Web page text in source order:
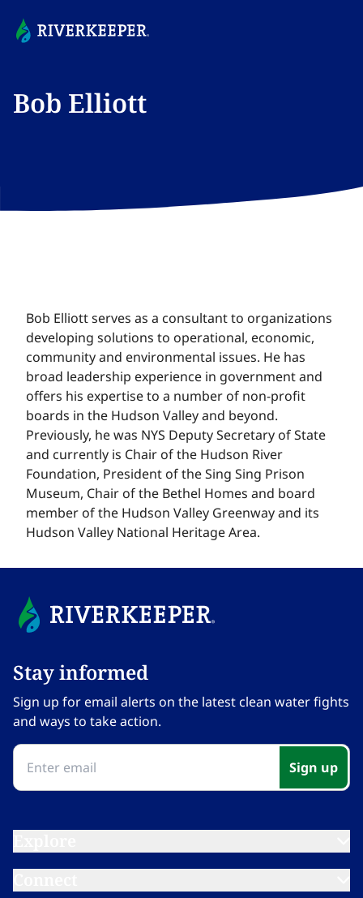
Bob Elliott​​​​‌ ‍ ​‍​‍‌‍ ‌ ​‍‌‍‍‌‌‍‌ ‌‍‍‌‌‍ ‍​‍​‍​ ‍‍​‍​‍‌ ​ ‌‍​‌‌‍ ‍‌‍‍‌‌ ‌​‌ ‍‌​‍ ‍‌‍‍‌‌‍ ​‍​‍​‍ ​​‍​‍‌‍‍​‌ ​‍‌‍‌‌‌‍‌‍​‍​‍​ ‍‍​‍​‍‌‍‍​‌ ‌​‌ ‌​‌ ​​‌ ​ ​ ‍‍​‍ ​‍ ‌‍​ ‌‍ ‌‌ ​ ​‍ ‍‌‍ ‌‌‍​‌‌‍‍‌‌‍ ‍​‍ ‍​ ​‍​ ​​​ ​‍​ ‌​‌ ​‍‌‍‌‌‌‍‌​‌‍‌‌‌ ​ ‌‍‍‌‌‍‌ ‌‍ ‍​‍ ‍‌ ​‍‌‍‍‌‌ ‌‍‌‍‌‌‌ ​‍‌‍‍ ‌‍‌‌‌‍‌‌‌ ​​‌‍‌‌‌ ​‍​‍ ‍‌‍ ‌ ​‍‌‍‌ ​‍ ‌‍‍‌‌‍ ‍‌ ‌​‌‍‌‌‌‍ ‍‌ ‌​​‍ ‌‍‌‌‌‍‌​‌‍‍‌‌ ‌​​‍ ‌‍ ‌‌‍ ‌‍‌​‌‍‌‌​ ‌‌ ​​‌ ​‍‌‍‌‌‌ ​ ‌‍‌‌‌‍ ‍‌ ‌​‌‍​‌‌ ‌​‌‍‍‌‌‍ ‌‍ ‍​ ‍ ‌‍‍‌‌‍‌​​ ‌​ ‍​​ ‌‍‌‍​‌​ ​‌​ ​​‌‍‌‍​ ​​​ ‍​​‍ ‌‌‍‌​​ ​‌‌‍‌‌​ ​‍​‍ ‌​ ‌​‌‍​ ​ ​‌​ ‍​​‍ ‌​ ‍​​ ‌‌​ ​​‌‍​ ​‍ ‌‌‍​‍​ ​​​ ​‍‌‍​ ​ ‍​‌‍‌‍​ ‍​​ ‌‍​ ‌‍​ ‌ ​ ‌‍​ ‌‌​ ‍ ‌ ‌​‌ ‍‌‌ ​​‌‍‌‌​ ‌‌ ​​‌‍‌‌‌ ​‍‌ ​ ‌‍ ‌‍ ‍​ ‍ ‌ ​​‌‍​‌‌ ‌​‌‍‍​​ ‌‌‍‌‍‌ ‌‌‌‍ ​‌‍ ​‌‍ ‍‌‍​‌‌‍ ‌‌‍‌‌​ ‌‍​‍‌‍​‌‌ ​ ‌‍‌‌‌‌‌‌‌ ​‍‌‍ ​​ ‌‌‍‍​‌ ‌​‌ ‌​‌ ​​‌ ​ ​‍‌‌​ ​ ‌​​‌​‍‌‌​ ​‍‌​‌‍​‍‌‌​ ​‍‌​‌‍‌‍​ ‌‍ ‌‌ ​ ​‍ ‍‌‍ ‌‌‍​‌‌‍‍‌‌‍ ‍​‍ ‍​ ​‍​ ​​​ ​‍​ ‌​‌ ​‍‌‍‌‌‌‍‌​‌‍‌‌‌ ​ ‌‍‍‌‌‍‌ ‌‍ ‍​‍ ‍‌ ​‍‌‍‍‌‌ ‌‍‌‍‌‌‌ ​‍‌‍‍ ‌‍‌‌‌‍‌‌‌ ​​‌‍‌‌‌ ​‍​‍ ‍‌‍ ‌ ​‍‌‍‌ ​‍‌‍‌‍‍‌‌‍‌​​ ‌​ ‍​​ ‌‍‌‍​‌​ ​‌​ ​​‌‍‌‍​ ​​​ ‍​​‍ ‌‌‍‌​​ ​‌‌‍‌‌​ ​‍​‍ ‌​ ‌​‌‍​ ​ ​‌​ ‍​​‍ ‌​ ‍​​ ‌‌​ ​​‌‍​ ​‍ ‌‌‍​‍​ ​​​ ​‍‌‍​ ​ ‍​‌‍‌‍​ ‍​​ ‌‍​ ‌‍​ ‌ ​ ‌‍​ ‌‌​‍‌‍‌ ‌​‌ ‍‌‌ ​​‌‍‌‌​ ‌‌ ​​‌‍‌‌‌ ​‍‌ ​ ‌‍ ‌‍ ‍​‍‌‍‌ ​​‌‍​‌‌ ‌​‌‍‍​​ ‌‌‍‌‍‌ ‌‌‌‍ ​‌‍ ​‌‍ ‍‌‍​‌‌‍ ‌‌‍‌‌​‍‌‍‌ ​​‌‍‌‌‌ ​‍‌ ​ ‌ ​​‌‍‌‌‌‍​ ‌ ‌​‌‍‍‌‌ ‌‍‌‍‌‌​ ‌‌ ​​‌ ‌‌‌‍​‍‌‍ ​‌‍‍‌‌ ​ ‌‍‍​‌‍‌‌‌‍‌​​‍​‍‌ ‌
Bob Elliott serves as a consultant to organizations
developing solutions to operational, economic,
community and environmental issues. He has
broad leadership experience in government and
offers his expertise to a number of non-profit
boards in the Hudson Valley and beyond.
Previously, he was NYS Deputy Secretary of State
and currently is Chair of the Hudson River
Foundation, President of the Sing Sing Prison
Museum, Chair of the Bethel Homes and board
member of the Hudson Valley Greenway and its
Hudson Valley National Heritage Area.​​​​‌ ‍ ​‍​‍‌‍ ‌ ​‍‌‍‍‌‌‍‌ ‌‍‍‌‌‍ ‍​‍​‍​ ‍‍​‍​‍‌ ​ ‌‍​‌‌‍ ‍‌‍‍‌‌ ‌​‌ ‍‌​‍ ‍‌‍‍‌‌‍ ​‍​‍​‍ ​​‍​‍‌‍‍​‌ ​‍‌‍‌‌‌‍‌‍​‍​‍​ ‍‍​‍​‍‌‍‍​‌ ‌​‌ ‌​‌ ​​‌ ​ ​ ‍‍​‍ ​‍ ‌‍​ ‌‍ ‌‌ ​ ​‍ ‍‌‍ ‌‌‍​‌‌‍‍‌‌‍ ‍​‍ ‍​ ​‍​ ​​​ ​‍​ ‌​‌ ​‍‌‍‌‌‌‍‌​‌‍‌‌‌ ​ ‌‍‍‌‌‍‌ ‌‍ ‍​‍ ‍‌ ​‍‌‍‍‌‌ ‌‍‌‍‌‌‌ ​‍‌‍‍ ‌‍‌‌‌‍‌‌‌ ​​‌‍‌‌‌ ​‍​‍ ‍‌‍ ‌ ​‍‌‍‌ ​‍ ‌‍‍‌‌‍ ‍‌ ‌​‌‍‌‌‌‍ ‍‌ ‌​​‍ ‌‍‌‌‌‍‌​‌‍‍‌‌ ‌​​‍ ‌‍ ‌‌‍ ‌‍‌​‌‍‌‌​ ‌‌ ​​‌ ​‍‌‍‌‌‌ ​ ‌‍‌‌‌‍ ‍‌ ‌​‌‍​‌‌ ‌​‌‍‍‌‌‍ ‌‍ ‍​ ‍ ‌‍‍‌‌‍‌​​ ‌​ ‍​​ ‌‍‌‍​‌​ ​‌​ ​​‌‍‌‍​ ​​​ ‍​​‍ ‌‌‍‌​​ ​‌‌‍‌‌​ ​‍​‍ ‌​ ‌​‌‍​ ​ ​‌​ ‍​​‍ ‌​ ‍​​ ‌‌​ ​​‌‍​ ​‍ ‌‌‍​‍​ ​​​ ​‍‌‍​ ​ ‍​‌‍‌‍​ ‍​​ ‌‍​ ‌‍​ ‌ ​ ‌‍​ ‌‌​ ‍ ‌ ‌​‌ ‍‌‌ ​​‌‍‌‌​ ‌‌ ​​‌‍‌‌‌ ​‍‌ ​ ‌‍ ‌‍ ‍​ ‍ ‌ ​​‌‍​‌‌ ‌​‌‍‍​​ ‌‌‍​ ‌‍ ‌‍ ‍‌ ‌​‌‍‌‌‌‍ ‍‌ ‌​​‍‌‌​ ‌‌‌​​‍‌‌ ‌‍‍ ‌‍‌‌‌ ‍‌​‍‌‌​ ​ ‌​‌​​‍‌‌​ ​ ‌​‌​​‍‌‌​ ​‍​ ​‍‌‍​ ​ ‍​‌‍​‌​ ‌‍​ ​‍​ ​‍​ ​‍‌‍​‍​ ​ ​ ‌‍‌‍​ ​ ​ ​‍‌‌​ ​‍​ ​‍​‍‌‌​ ‌‌‌​‌​​‍ ‍‌‍​ ‌‍‍​‌‍‍‌‌‍ ​‌‍‌​‌ ​‍‌‍‌‌‌‍ ‍​‍‌‌​ ‌‌‌​​‍‌‌ ‌‍‍ ‌‍‌‌‌ ‍‌​‍‌‌​ ​ ‌​‌​​‍‌‌​ ​ ‌​‌​​‍‌‌​ ​‍​ ​‍‌‍​ ​ ‍​‌‍​‌​ ‌‍​ ​‍​ ​‍​ ​‍‌‍​‍​ ​ ​ ‌‍‌‍​ ​ ​ ​ ​​​‍‌‌​ ​‍​ ​‍​‍‌‌​ ‌‌‌​‌​​‍ ‍‌ ‌​‌‍‌‌‌ ‍​‌ ‌​​ ‌‍​‍‌‍​‌‌ ​ ‌‍‌‌‌‌‌‌‌ ​‍‌‍ ​​ ‌‌‍‍​‌ ‌​‌ ‌​‌ ​​‌ ​ ​‍‌‌​ ​ ‌​​‌​‍‌‌​ ​‍‌​‌‍​‍‌‌​ ​‍‌​‌‍‌‍​ ‌‍ ‌‌ ​ ​‍ ‍‌‍ ‌‌‍​‌‌‍‍‌‌‍ ‍​‍ ‍​ ​‍​ ​​​ ​‍​ ‌​‌ ​‍‌‍‌‌‌‍‌​‌‍‌‌‌ ​ ‌‍‍‌‌‍‌ ‌‍ ‍​‍ ‍‌ ​‍‌‍‍‌‌ ‌‍‌‍‌‌‌ ​‍‌‍‍ ‌‍‌‌‌‍‌‌‌ ​​‌‍‌‌‌ ​‍​‍ ‍‌‍ ‌ ​‍‌‍‌ ​‍‌‍‌‍‍‌‌‍‌​​ ‌​ ‍​​ ‌‍‌‍​‌​ ​‌​ ​​‌‍‌‍​ ​​​ ‍​​‍ ‌‌‍‌​​ ​‌‌‍‌‌​ ​‍​‍ ‌​ ‌​‌‍​ ​ ​‌​ ‍​​‍ ‌​ ‍​​ ‌‌​ ​​‌‍​ ​‍ ‌‌‍​‍​ ​​​ ​‍‌‍​ ​ ‍​‌‍‌‍​ ‍​​ ‌‍​ ‌‍​ ‌ ​ ‌‍​ ‌‌​‍‌‍‌ ‌​‌ ‍‌‌ ​​‌‍‌‌​ ‌‌ ​​‌‍‌‌‌ ​‍‌ ​ ‌‍ ‌‍ ‍​‍‌‍‌ ​​‌‍​‌‌ ‌​‌‍‍​​ ‌‌‍​ ‌‍ ‌‍ ‍‌ ‌​‌‍‌‌‌‍ ‍‌ ‌​​‍‌‌​ ‌‌‌​​‍‌‌ ‌‍‍ ‌‍‌‌‌ ‍‌​‍‌‌​ ​ ‌​‌​​‍‌‌​ ​ ‌​‌​​‍‌‌​ ​‍​ ​‍‌‍​ ​ ‍​‌‍​‌​ ‌‍​ ​‍​ ​‍​ ​‍‌‍​‍​ ​ ​ ‌‍‌‍​ ​ ​ ​‍‌‌​ ​‍​ ​‍​‍‌‌​ ‌‌‌​‌​​‍ ‍‌‍​ ‌‍‍​‌‍‍‌‌‍ ​‌‍‌​‌ ​‍‌‍‌‌‌‍ ‍​‍‌‌​ ‌‌‌​​‍‌‌ ‌‍‍ ‌‍‌‌‌ ‍‌​‍‌‌​ ​ ‌​‌​​‍‌‌​ ​ ‌​‌​​‍‌‌​ ​‍​ ​‍‌‍​ ​ ‍​‌‍​‌​ ‌‍​ ​‍​ ​‍​ ​‍‌‍​‍​ ​ ​ ‌‍‌‍​ ​ ​ ​ ​​​‍‌‌​ ​‍​ ​‍​‍‌‌​ ‌‌‌​‌​​‍ ‍‌ ‌​‌‍‌‌‌ ‍​‌ ‌​​‍‌‍‌ ​​‌‍‌‌‌ ​‍‌ ​ ‌ ​​‌‍‌‌‌‍​ ‌ ‌​‌‍‍‌‌ ‌‍‌‍‌‌​ ‌‌ ​​‌ ‌‌‌‍​‍‌‍ ​‌‍‍‌‌ ​ ‌‍‍​‌‍‌‌‌‍‌​​‍​‍‌ ‌
Stay informed​​​​‌ ‍ ​‍​‍‌‍ ‌ ​‍‌‍‍‌‌‍‌ ‌‍‍‌‌‍ ‍​‍​‍​ ‍‍​‍​‍‌ ​ ‌‍​‌‌‍ ‍‌‍‍‌‌ ‌​‌ ‍‌​‍ ‍‌‍‍‌‌‍ ​‍​‍​‍ ​​‍​‍‌‍‍​‌ ​‍‌‍‌‌‌‍‌‍​‍​‍​ ‍‍​‍​‍‌‍‍​‌ ‌​‌ ‌​‌ ​​‌ ​ ​ ‍‍​‍ ​‍ ‌‍​ ‌‍ ‌‌ ​ ​‍ ‍‌‍ ‌‌‍​‌‌‍‍‌‌‍ ‍​‍ ‍​ ​‍​ ​​​ ​‍​ ‌​‌ ​‍‌‍‌‌‌‍‌​‌‍‌‌‌ ​ ‌‍‍‌‌‍‌ ‌‍ ‍​‍ ‍‌ ​‍‌‍‍‌‌ ‌‍‌‍‌‌‌ ​‍‌‍‍ ‌‍‌‌‌‍‌‌‌ ​​‌‍‌‌‌ ​‍​‍ ‍‌‍ ‌ ​‍‌‍‌ ​‍ ‌‍‍‌‌‍ ‍‌ ‌​‌‍‌‌‌‍ ‍‌ ‌​​‍ ‌‍‌‌‌‍‌​‌‍‍‌‌ ‌​​‍ ‌‍ ‌‌‍ ‌‍‌​‌‍‌‌​ ‌‌ ​​‌ ​‍‌‍‌‌‌ ​ ‌‍‌‌‌‍ ‍‌ ‌​‌‍​‌‌ ‌​‌‍‍‌‌‍ ‌‍ ‍​ ‍ ‌‍‍‌‌‍‌​​ ‌‌‍‌‍‌‍ ‌‍ ‌ ‌​‌‍‌‌‌ ​‍​ ‍ ‌ ‌​‌ ‍‌‌ ​​‌‍‌‌​ ‌‌‍‌‍‌‍ ‌‍ ‌ ‌​‌‍‌‌‌ ​‍​ ‍ ‌ ​​‌‍​‌‌ ‌​‌‍‍​​ ‌‌‍ ‍‌‍‌‌‌ ‌ ‌ ​ ‌‍ ​‌‍‌‌‌ ‌​‌ ‌​‌‍‌‌‌ ​‍​‍ ‍‌ ‌​‌‍‍‌‌ ‌​‌‍ ​‌‍‌‌​ ‌‍​‍‌‍​‌‌ ​ ‌‍‌‌‌‌‌‌‌ ​‍‌‍ ​​ ‌‌‍‍​‌ ‌​‌ ‌​‌ ​​‌ ​ ​‍‌‌​ ​ ‌​​‌​‍‌‌​ ​‍‌​‌‍​‍‌‌​ ​‍‌​‌‍‌‍​ ‌‍ ‌‌ ​ ​‍ ‍‌‍ ‌‌‍​‌‌‍‍‌‌‍ ‍​‍ ‍​ ​‍​ ​​​ ​‍​ ‌​‌ ​‍‌‍‌‌‌‍‌​‌‍‌‌‌ ​ ‌‍‍‌‌‍‌ ‌‍ ‍​‍ ‍‌ ​‍‌‍‍‌‌ ‌‍‌‍‌‌‌ ​‍‌‍‍ ‌‍‌‌‌‍‌‌‌ ​​‌‍‌‌‌ ​‍​‍ ‍‌‍ ‌ ​‍‌‍‌ ​‍‌‍‌‍‍‌‌‍‌​​ ‌‌‍‌‍‌‍ ‌‍ ‌ ‌​‌‍‌‌‌ ​‍​‍‌‍‌ ‌​‌ ‍‌‌ ​​‌‍‌‌​ ‌‌‍‌‍‌‍ ‌‍ ‌ ‌​‌‍‌‌‌ ​‍​‍‌‍‌ ​​‌‍​‌‌ ‌​‌‍‍​​ ‌‌‍ ‍‌‍‌‌‌ ‌ ‌ ​ ‌‍ ​‌‍‌‌‌ ‌​‌ ‌​‌‍‌‌‌ ​‍​‍ ‍‌ ‌​‌‍‍‌‌ ‌​‌‍ ​‌‍‌‌​‍‌‍‌ ​​‌‍‌‌‌ ​‍‌ ​ ‌ ​​‌‍‌‌‌‍​ ‌ ‌​‌‍‍‌‌ ‌‍‌‍‌‌​ ‌‌ ​​‌ ‌‌‌‍​‍‌‍ ​‌‍‍‌‌ ​ ‌‍‍​‌‍‌‌‌‍‌​​‍​‍‌ ‌
Sign up for email alerts on the latest clean water fights
and ways to take action.​​​​‌ ‍ ​‍​‍‌‍ ‌ ​‍‌‍‍‌‌‍‌ ‌‍‍‌‌‍ ‍​‍​‍​ ‍‍​‍​‍‌ ​ ‌‍​‌‌‍ ‍‌‍‍‌‌ ‌​‌ ‍‌​‍ ‍‌‍‍‌‌‍ ​‍​‍​‍ ​​‍​‍‌‍‍​‌ ​‍‌‍‌‌‌‍‌‍​‍​‍​ ‍‍​‍​‍‌‍‍​‌ ‌​‌ ‌​‌ ​​‌ ​ ​ ‍‍​‍ ​‍ ‌‍​ ‌‍ ‌‌ ​ ​‍ ‍‌‍ ‌‌‍​‌‌‍‍‌‌‍ ‍​‍ ‍​ ​‍​ ​​​ ​‍​ ‌​‌ ​‍‌‍‌‌‌‍‌​‌‍‌‌‌ ​ ‌‍‍‌‌‍‌ ‌‍ ‍​‍ ‍‌ ​‍‌‍‍‌‌ ‌‍‌‍‌‌‌ ​‍‌‍‍ ‌‍‌‌‌‍‌‌‌ ​​‌‍‌‌‌ ​‍​‍ ‍‌‍ ‌ ​‍‌‍‌ ​‍ ‌‍‍‌‌‍ ‍‌ ‌​‌‍‌‌‌‍ ‍‌ ‌​​‍ ‌‍‌‌‌‍‌​‌‍‍‌‌ ‌​​‍ ‌‍ ‌‌‍ ‌‍‌​‌‍‌‌​ ‌‌ ​​‌ ​‍‌‍‌‌‌ ​ ‌‍‌‌‌‍ ‍‌ ‌​‌‍​‌‌ ‌​‌‍‍‌‌‍ ‌‍ ‍​ ‍ ‌‍‍‌‌‍‌​​ ‌‌‍‌‍‌‍ ‌‍ ‌ ‌​‌‍‌‌‌ ​‍​ ‍ ‌ ‌​‌ ‍‌‌ ​​‌‍‌‌​ ‌‌‍‌‍‌‍ ‌‍ ‌ ‌​‌‍‌‌‌ ​‍​ ‍ ‌ ​​‌‍​‌‌ ‌​‌‍‍​​ ‌‌‍ ‍‌‍‌‌‌ ‌ ‌ ​ ‌‍ ​‌‍‌‌‌ ‌​‌ ‌​‌‍‌‌‌ ​‍​‍ ‍‌‍‌​‌‍‌‌‌ ​ ‌‍​ ‌ ​‍‌‍‍‌‌ ​​‌ ‌​‌‍‍‌‌‍ ‌‍ ‍​ ‌‍​‍‌‍​‌‌ ​ ‌‍‌‌‌‌‌‌‌ ​‍‌‍ ​​ ‌‌‍‍​‌ ‌​‌ ‌​‌ ​​‌ ​ ​‍‌‌​ ​ ‌​​‌​‍‌‌​ ​‍‌​‌‍​‍‌‌​ ​‍‌​‌‍‌‍​ ‌‍ ‌‌ ​ ​‍ ‍‌‍ ‌‌‍​‌‌‍‍‌‌‍ ‍​‍ ‍​ ​‍​ ​​​ ​‍​ ‌​‌ ​‍‌‍‌‌‌‍‌​‌‍‌‌‌ ​ ‌‍‍‌‌‍‌ ‌‍ ‍​‍ ‍‌ ​‍‌‍‍‌‌ ‌‍‌‍‌‌‌ ​‍‌‍‍ ‌‍‌‌‌‍‌‌‌ ​​‌‍‌‌‌ ​‍​‍ ‍‌‍ ‌ ​‍‌‍‌ ​‍‌‍‌‍‍‌‌‍‌​​ ‌‌‍‌‍‌‍ ‌‍ ‌ ‌​‌‍‌‌‌ ​‍​‍‌‍‌ ‌​‌ ‍‌‌ ​​‌‍‌‌​ ‌‌‍‌‍‌‍ ‌‍ ‌ ‌​‌‍‌‌‌ ​‍​‍‌‍‌ ​​‌‍​‌‌ ‌​‌‍‍​​ ‌‌‍ ‍‌‍‌‌‌ ‌ ‌ ​ ‌‍ ​‌‍‌‌‌ ‌​‌ ‌​‌‍‌‌‌ ​‍​‍ ‍‌‍‌​‌‍‌‌‌ ​ ‌‍​ ‌ ​‍‌‍‍‌‌ ​​‌ ‌​‌‍‍‌‌‍ ‌‍ ‍​‍‌‍‌ ​​‌‍‌‌‌ ​‍‌ ​ ‌ ​​‌‍‌‌‌‍​ ‌ ‌​‌‍‍‌‌ ‌‍‌‍‌‌​ ‌‌ ​​‌ ‌‌‌‍​‍‌‍ ​‌‍‍‌‌ ​ ‌‍‍​‌‍‌‌‌‍‌​​‍​‍‌ ‌
Sign up​​​​‌ ‍ ​‍​‍‌‍ ‌ ​‍‌‍‍‌‌‍‌ ‌‍‍‌‌‍ ‍​‍​‍​ ‍‍​‍​‍‌ ​ ‌‍​‌‌‍ ‍‌‍‍‌‌ ‌​‌ ‍‌​‍ ‍‌‍‍‌‌‍ ​‍​‍​‍ ​​‍​‍‌‍‍​‌ ​‍‌‍‌‌‌‍‌‍​‍​‍​ ‍‍​‍​‍‌‍‍​‌ ‌​‌ ‌​‌ ​​‌ ​ ​ ‍‍​‍ ​‍ ‌‍​ ‌‍ ‌‌ ​ ​‍ ‍‌‍ ‌‌‍​‌‌‍‍‌‌‍ ‍​‍ ‍​ ​‍​ ​​​ ​‍​ ‌​‌ ​‍‌‍‌‌‌‍‌​‌‍‌‌‌ ​ ‌‍‍‌‌‍‌ ‌‍ ‍​‍ ‍‌ ​‍‌‍‍‌‌ ‌‍‌‍‌‌‌ ​‍‌‍‍ ‌‍‌‌‌‍‌‌‌ ​​‌‍‌‌‌ ​‍​‍ ‍‌‍ ‌ ​‍‌‍‌ ​‍ ‌‍‍‌‌‍ ‍‌ ‌​‌‍‌‌‌‍ ‍‌ ‌​​‍ ‌‍‌‌‌‍‌​‌‍‍‌‌ ‌​​‍ ‌‍ ‌‌‍ ‌‍‌​‌‍‌‌​ ‌‌ ​​‌ ​‍‌‍‌‌‌ ​ ‌‍‌‌‌‍ ‍‌ ‌​‌‍​‌‌ ‌​‌‍‍‌‌‍ ‌‍ ‍​ ‍ ‌‍‍‌‌‍‌​​ ‌‌‍‌‍‌‍ ‌‍ ‌ ‌​‌‍‌‌‌ ​‍​ ‍ ‌ ‌​‌ ‍‌‌ ​​‌‍‌‌​ ‌‌‍‌‍‌‍ ‌‍ ‌ ‌​‌‍‌‌‌ ​‍​ ‍ ‌ ​​‌‍​‌‌ ‌​‌‍‍​​ ‌‌‍ ‍‌‍‌‌‌ ‌ ‌ ​ ‌‍ ​‌‍‌‌‌ ‌​‌ ‌​‌‍‌‌‌ ​‍​‍ ‍‌‍​‍‌ ‌‌‌ ‌​‌ ‌​‌‍ ‌‍ ‍‌​ ​‌‍​‌‌‍​‍‌‍‌‌‌‍ ​​ ‌‍​‍‌‍​‌‌ ​ ‌‍‌‌‌‌‌‌‌ ​‍‌‍ ​​ ‌‌‍‍​‌ ‌​‌ ‌​‌ ​​‌ ​ ​‍‌‌​ ​ ‌​​‌​‍‌‌​ ​‍‌​‌‍​‍‌‌​ ​‍‌​‌‍‌‍​ ‌‍ ‌‌ ​ ​‍ ‍‌‍ ‌‌‍​‌‌‍‍‌‌‍ ‍​‍ ‍​ ​‍​ ​​​ ​‍​ ‌​‌ ​‍‌‍‌‌‌‍‌​‌‍‌‌‌ ​ ‌‍‍‌‌‍‌ ‌‍ ‍​‍ ‍‌ ​‍‌‍‍‌‌ ‌‍‌‍‌‌‌ ​‍‌‍‍ ‌‍‌‌‌‍‌‌‌ ​​‌‍‌‌‌ ​‍​‍ ‍‌‍ ‌ ​‍‌‍‌ ​‍‌‍‌‍‍‌‌‍‌​​ ‌‌‍‌‍‌‍ ‌‍ ‌ ‌​‌‍‌‌‌ ​‍​‍‌‍‌ ‌​‌ ‍‌‌ ​​‌‍‌‌​ ‌‌‍‌‍‌‍ ‌‍ ‌ ‌​‌‍‌‌‌ ​‍​‍‌‍‌ ​​‌‍​‌‌ ‌​‌‍‍​​ ‌‌‍ ‍‌‍‌‌‌ ‌ ‌ ​ ‌‍ ​‌‍‌‌‌ ‌​‌ ‌​‌‍‌‌‌ ​‍​‍ ‍‌‍​‍‌ ‌‌‌ ‌​‌ ‌​‌‍ ‌‍ ‍‌​ ​‌‍​‌‌‍​‍‌‍‌‌‌‍ ​​‍‌‍‌ ​​‌‍‌‌‌ ​‍‌ ​ ‌ ​​‌‍‌‌‌‍​ ‌ ‌​‌‍‍‌‌ ‌‍‌‍‌‌​ ‌‌ ​​‌ ‌‌‌‍​‍‌‍ ​‌‍‍‌‌ ​ ‌‍‍​‌‍‌‌‌‍‌​​‍​‍‌ ‌